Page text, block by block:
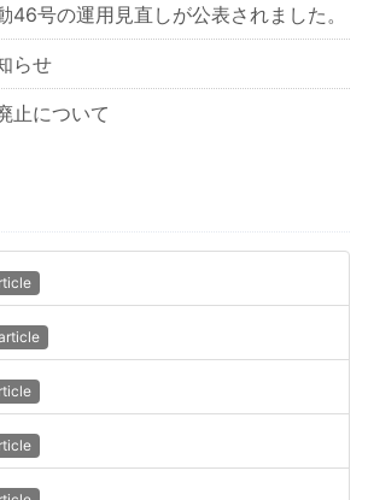
46号の運用見直しが公表されました。
らせ
止について